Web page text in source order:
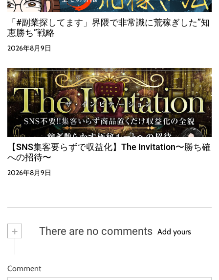
「#副業探してます」界隈で非常識に荒稼ぎした”知
恵勝ち”戦略
2026年8月9日
【SNS集客要らずで収益化】The Invitation〜勝ち確
への招待〜
2026年8月9日
+ There are no comments Add yours
Comment